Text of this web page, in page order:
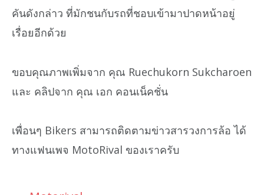
คันดังกล่าว ที่มักชนกับรถที่ชอบเข้ามาปาดหน้าอยู่
เรื่อยอีกด้วย
ขอบคุณภาพเพิ่มจาก คุณ Ruechukorn Sukcharoen
และ คลิปจาก คุณ เอก คอนเน็คชั่น
เพื่อนๆ Bikers สามารถติดตามข่าวสารวงการล้อ ได้
ทางแฟนเพจ MotoRival ของเราครับ